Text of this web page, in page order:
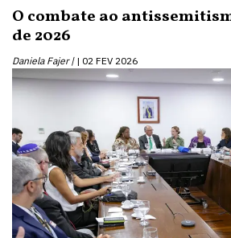
O combate ao
de 2026
Daniela Fajer | 02 FEV 2026